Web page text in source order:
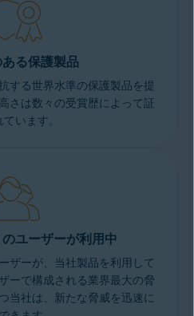
る保護製品
する世界水準の保護製品を提
さは数々の受賞歴によって証
います。
ユーザーが利用中
ザーが、当社製品を利用して
ーで構成される業界最大の脅
当社は、新たな脅威を迅速に